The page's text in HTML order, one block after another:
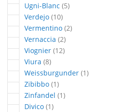
Ugni-Blanc 5articles
Verdejo 10articles
Vermentino 2articles
Vernaccia 2articles
Viognier 12articles
Viura 8articles
Weissburgunder 1article
Zibibbo 1article
Zinfandel 1article
Divico 1article